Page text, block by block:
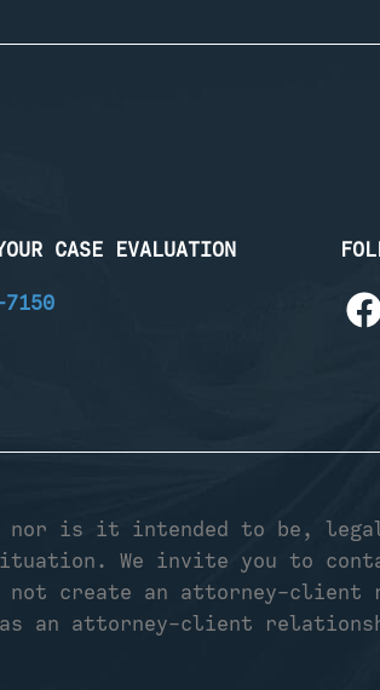
CASE EVALUATION
is it intended to be, legal
We invite you to
create an attorney-client
an attorney-client